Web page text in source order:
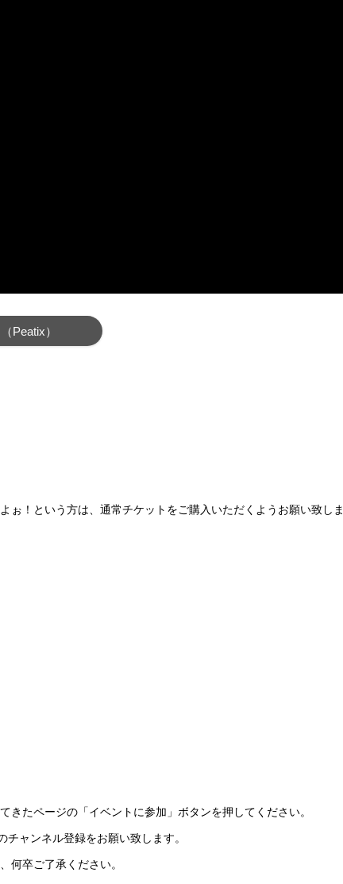
Peatix）
！という方は、通常チケットをご購入いただくようお願い致しま
たページの「イベントに参加」ボタンを押してください。
ャンネル登録をお願い致します。
何卒ご了承ください。